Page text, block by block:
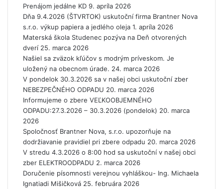
c
i
o
u
š
í
r
e
n
i
a
o
c
h
o
r
e
n
Prenájom jedálne KD 9. apríla 2026
Dňa 9.4.2026 (ŠTVRTOK) uskutoční firma Brantner Nova
s.r.o. výkup papiera a jedlého oleja 1. apríla 2026
Materská škola Studenec pozýva na Deň otvorených
dverí 25. marca 2026
Našiel sa zväzok kľúčov s modrým príveskom. Je
uložený na obecnom úrade. 24. marca 2026
V pondelok 30.3.2026 sa v našej obci uskutoční zber
NEBEZPEČNÉHO ODPADU 20. marca 2026
Informujeme o zbere VEĽKOOBJEMNÉHO
ODPADU:27.3.2026 – 30.3.2026 (pondelok) 20. marca
2026
Spoločnosť Brantner Nova, s.r.o. upozorňuje na
dodržiavanie pravidiel pri zbere odpadu 20. marca 2026
V stredu 4.3.2026 o 8:00 hod sa uskutoční v našej obci
zber ELEKTROODPADU 2. marca 2026
Doručenie písomnosti verejnou vyhláškou- Ing. Michaela
Ignatiadi Mišičková 25. februára 2026